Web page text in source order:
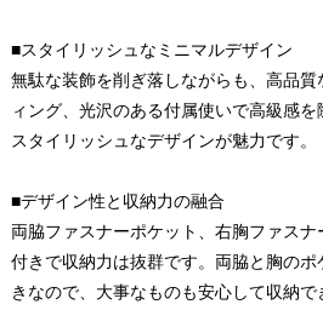
■スタイリッシュなミニマルデザイン
無駄な装飾を削ぎ落しながらも、高品
ィング、光沢のある付属使いで高級感
スタイリッシュなデザインが魅力です。
■デザイン性と収納力の融合
両脇ファスナーポケット、右胸ファス
付きで収納力は抜群です。両脇と胸の
きなので、大事なものも安心して収納で